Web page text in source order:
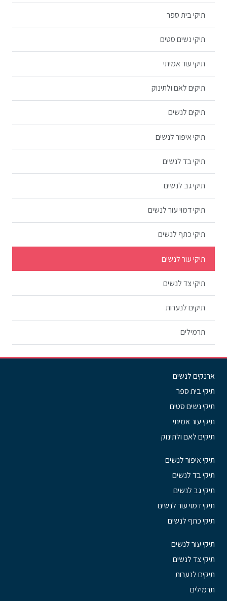
תיקי בית ספר
תיקי נשים סטים
תיקי עור אמיתי
תיקים לאם ולתינוק
תיקים לנשים
תיקי איפור לנשים
תיקי בד לנשים
תיקי גב לנשים
תיקי דמוי עור לנשים
תיקי כתף לנשים
תיקי עור לנשים
תיקי צד לנשים
תיקים לנערות
תרמילים
ארנקים לנשים
תיקי בית ספר
תיקי נשים סטים
תיקי עור אמיתי
תיקים לאם ולתינוק
תיקי איפור לנשים
תיקי בד לנשים
תיקי גב לנשים
תיקי דמוי עור לנשים
תיקי כתף לנשים
תיקי עור לנשים
תיקי צד לנשים
תיקים לנערות
תרמילים